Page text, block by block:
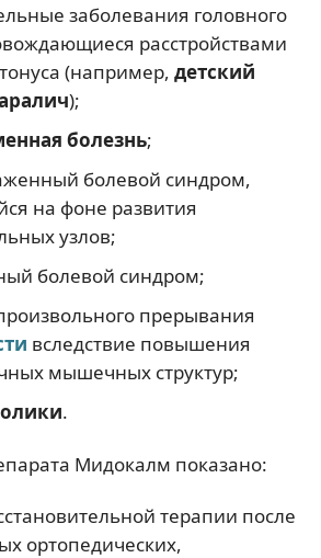
заболевания головного
расстройствами
(например, детский
);
болезнь;
болевой синдром,
на фоне развития
узлов;
болевой синдром;
прерывания
вследствие повышения
мышечных структур;
.
Мидокалм показано:
терапии после
ортопедических,